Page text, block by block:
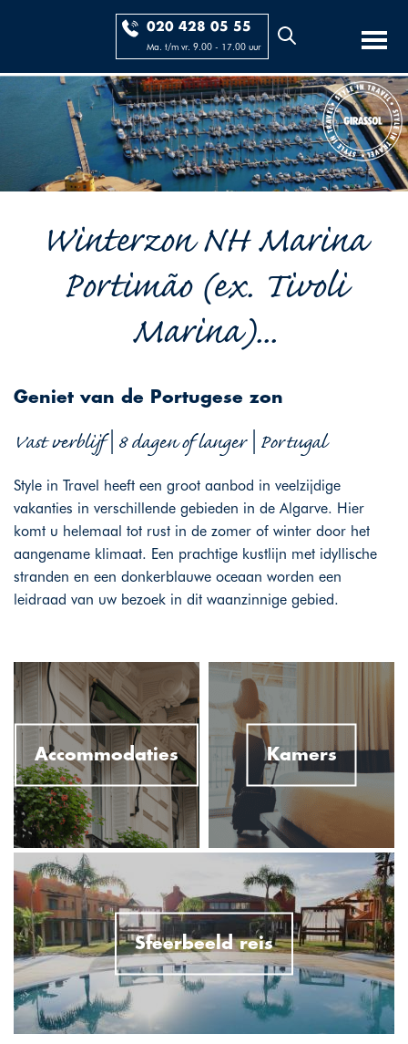
020 428 05 55
Ma. t/m vr. 9.00 - 17.00 uur
Winterzon NH Marina
Portimão (ex. Tivoli
Marina)...
Geniet van de Portugese zon
Vast verblijf | 8 dagen of langer | Portugal
Style in Travel heeft een groot aanbod in veelzijdige
vakanties in verschillende gebieden in de Algarve. Hier
komt u helemaal tot rust in de zomer of winter door het
aangename klimaat. Een prachtige kustlijn met idyllische
stranden en een donkerblauwe oceaan worden een
leidraad van uw bezoek in dit waanzinnige gebied.
Accommodaties Kamers
Sfeerbeeld reis